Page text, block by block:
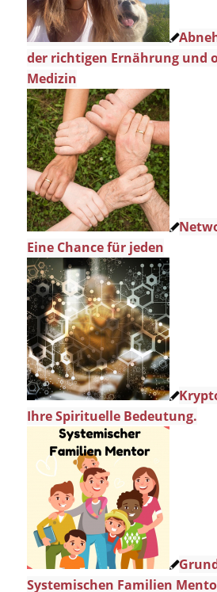
der richtigen Ernährung und
Medizin
Eine Chance für jeden
Ihre Spirituelle Bedeutung.
Systemischen Familien